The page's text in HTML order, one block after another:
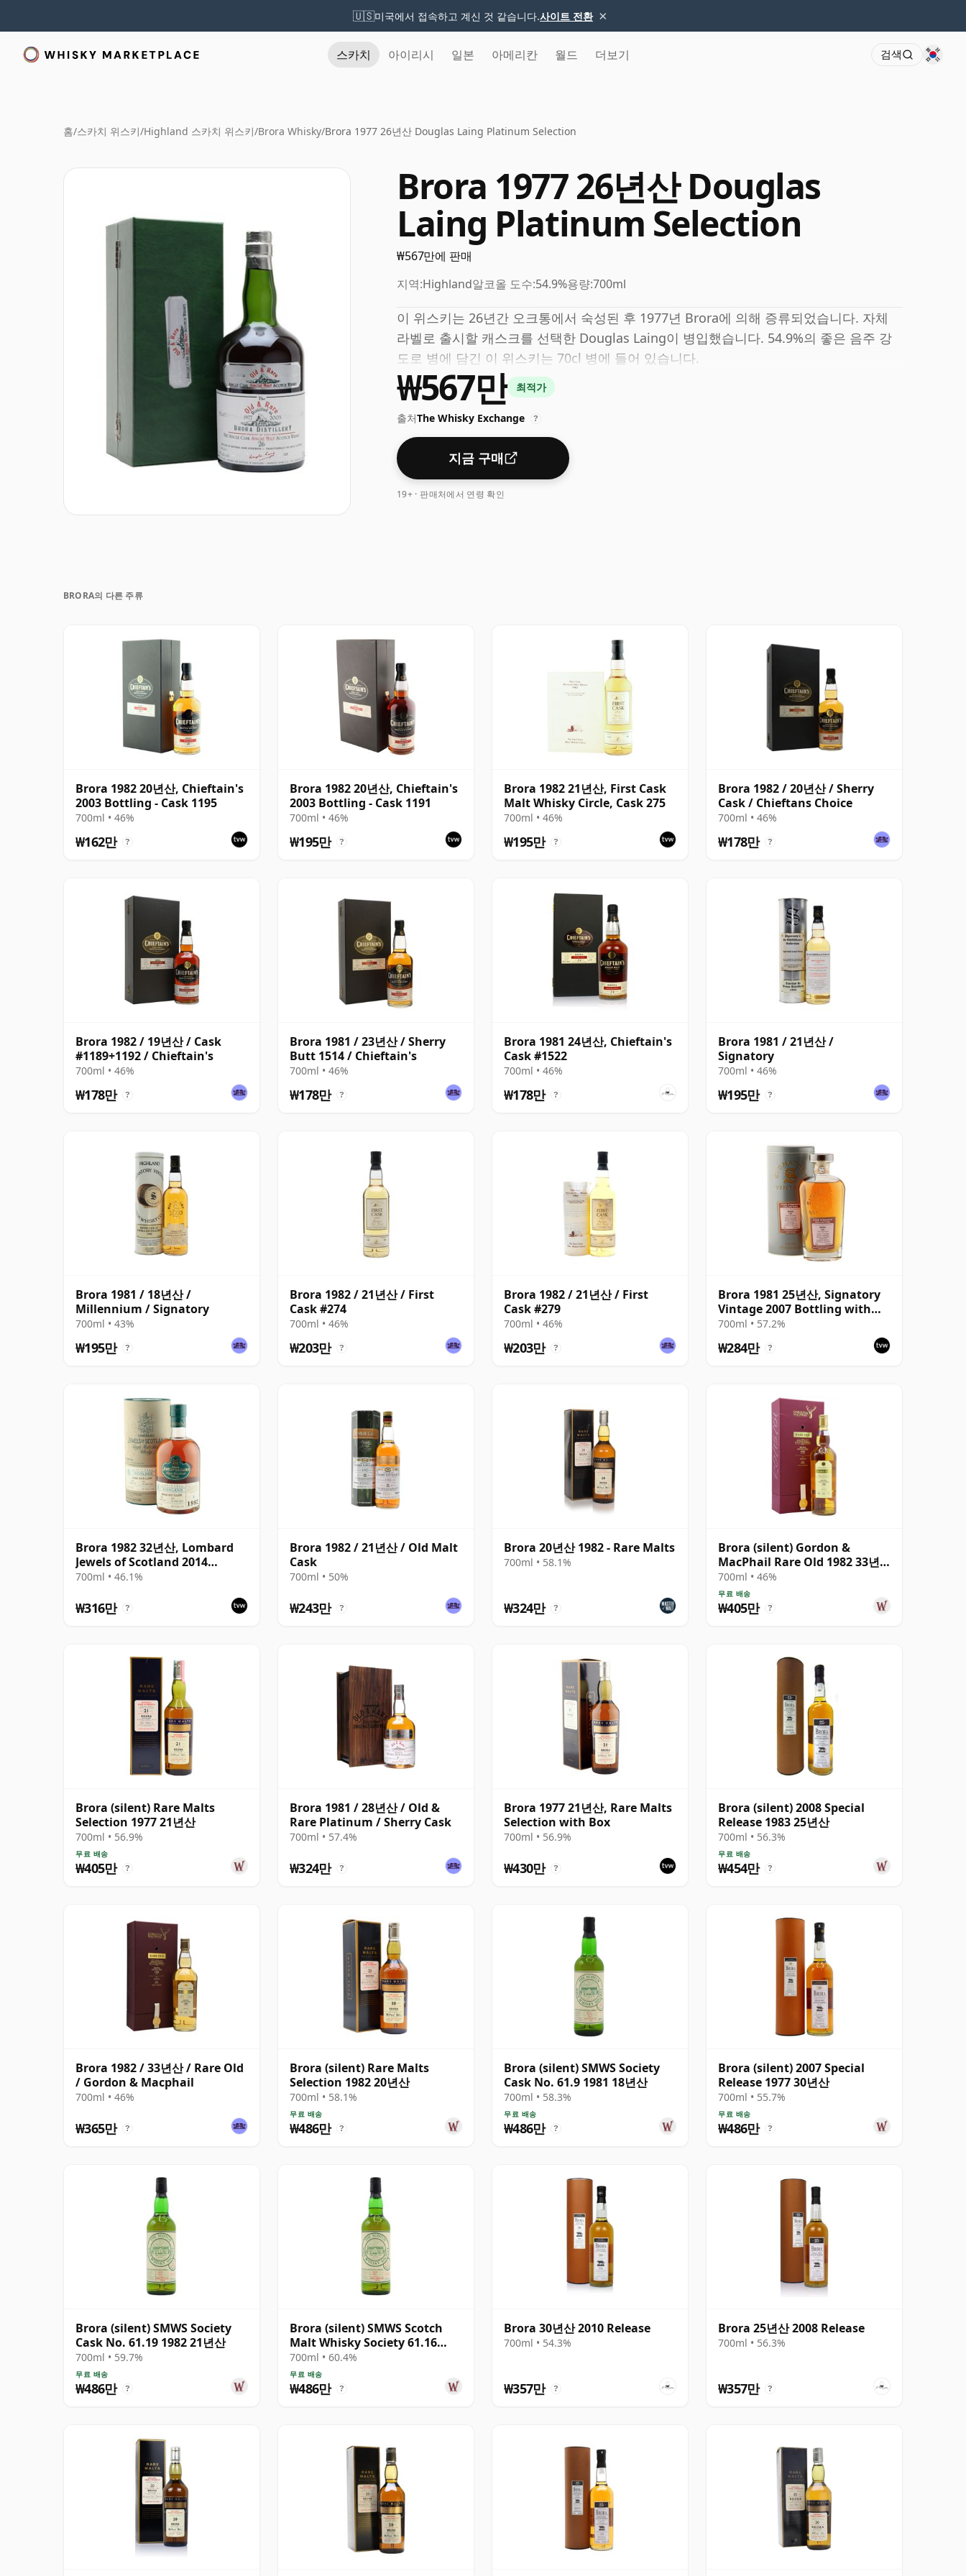
🇺🇸미국에서 접속하고 계신 것 같습니다.사이트 전환 ×
스카치 아이리시 일본 아메리칸 월드 더보기 검색
홈/스카치 위스키/Highland 스카치 위스키/Brora Whisky/Brora 1977 26년산 Douglas Laing Platinum Selection
Brora 1977 26년산 Douglas
Laing Platinum Selection
₩567만에 판매
지역:Highland알코올 도수:54.9%용량:700ml
이 위스키는 26년간 오크통에서 숙성된 후 1977년 Brora에 의해 증류되었습니다. 자체
라벨로 출시할 캐스크를 선택한 Douglas Laing이 병입했습니다. 54.9%의 좋은 음주 강
도로 병에 담긴 이 위스키는 70cl 병에 들어 있습니다.
₩567만 최적가
출처The Whisky Exchange ?
지금 구매
19+ · 판매처에서 연령 확인
BRORA의 다른 주류
Brora 1982 20년산, Chieftain's
2003 Bottling - Cask 1195
700ml • 46%
₩162만 ?
Brora 1982 20년산, Chieftain's
2003 Bottling - Cask 1191
700ml • 46%
₩195만 ?
Brora 1982 21년산, First Cask
Malt Whisky Circle, Cask 275
700ml • 46%
₩195만 ?
Brora 1982 / 20년산 / Sherry
Cask / Chieftans Choice
700ml • 46%
₩178만 ?
Brora 1982 / 19년산 / Cask
#1189+1192 / Chieftain's
700ml • 46%
₩178만 ?
Brora 1981 / 23년산 / Sherry
Butt 1514 / Chieftain's
700ml • 46%
₩178만 ?
Brora 1981 24년산, Chieftain's
Cask #1522
700ml • 46%
₩178만 ?
Brora 1981 / 21년산 /
Signatory
700ml • 46%
₩195만 ?
Brora 1981 / 18년산 /
Millennium / Signatory
700ml • 43%
₩195만 ?
Brora 1982 / 21년산 / First
Cask #274
700ml • 46%
₩203만 ?
Brora 1982 / 21년산 / First
Cask #279
700ml • 46%
₩203만 ?
Brora 1981 25년산, Signatory
Vintage 2007 Bottling with
Presentation Tin - Cask 1518
700ml • 57.2%
₩284만 ?
Brora 1982 32년산, Lombard
Jewels of Scotland 2014
Bottling with Tube
700ml • 46.1%
₩316만 ?
Brora 1982 / 21년산 / Old Malt
Cask
700ml • 50%
₩243만 ?
Brora 20년산 1982 - Rare Malts
700ml • 58.1%
₩324만 ?
Brora (silent) Gordon &
MacPhail Rare Old 1982 33년
산
700ml • 46%
무료 배송
₩405만 ?
Brora (silent) Rare Malts
Selection 1977 21년산
700ml • 56.9%
무료 배송
₩405만 ?
Brora 1981 / 28년산 / Old &
Rare Platinum / Sherry Cask
700ml • 57.4%
₩324만 ?
Brora 1977 21년산, Rare Malts
Selection with Box
700ml • 56.9%
₩430만 ?
Brora (silent) 2008 Special
Release 1983 25년산
700ml • 56.3%
무료 배송
₩454만 ?
Brora 1982 / 33년산 / Rare Old
/ Gordon & Macphail
700ml • 46%
₩365만 ?
Brora (silent) Rare Malts
Selection 1982 20년산
700ml • 58.1%
무료 배송
₩486만 ?
Brora (silent) SMWS Society
Cask No. 61.9 1981 18년산
700ml • 58.3%
무료 배송
₩486만 ?
Brora (silent) 2007 Special
Release 1977 30년산
700ml • 55.7%
무료 배송
₩486만 ?
Brora (silent) SMWS Society
Cask No. 61.19 1982 21년산
700ml • 59.7%
무료 배송
₩486만 ?
Brora (silent) SMWS Scotch
Malt Whisky Society 61.16
1982 21년산
700ml • 60.4%
무료 배송
₩486만 ?
Brora 30년산 2010 Release
700ml • 54.3%
₩357만 ?
Brora 25년산 2008 Release
700ml • 56.3%
₩357만 ?